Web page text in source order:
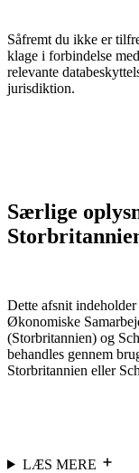
Såfremt du ikke er
klage i forbindelse
relevante
jurisdiktion.
Særlige
Dette afsnit
Økonomiske
(Storbritannien) og
behandles gennem
Storbritannien eller
LÆS MERE